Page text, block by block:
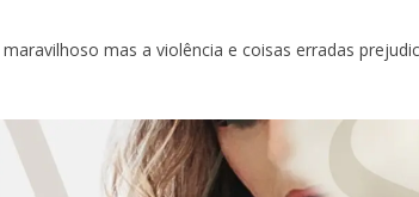
mas a violência e coisas erradas